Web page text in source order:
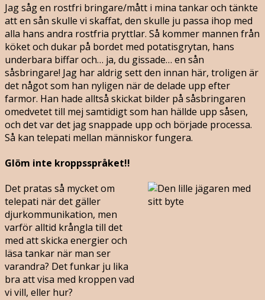
Jag såg en rostfri bringare/mått i mina tankar och tänkte
att en sån skulle vi skaffat, den skulle ju passa ihop med
alla hans andra rostfria pryttlar. Så kommer mannen från
köket och dukar på bordet med potatisgrytan, hans
underbara biffar och… ja, du gissade… en sån
såsbringare! Jag har aldrig sett den innan här, troligen är
det något som han nyligen när de delade upp efter
farmor. Han hade alltså skickat bilder på såsbringaren
omedvetet till mej samtidigt som han hällde upp såsen,
och det var det jag snappade upp och började processa.
Så kan telepati mellan människor fungera.
Glöm inte kroppsspråket!!
Det pratas så mycket om
telepati när det gäller
djurkommunikation, men
varför alltid krångla till det
med att skicka energier och
läsa tankar när man ser
varandra? Det funkar ju lika
bra att visa med kroppen vad
vi vill, eller hur?